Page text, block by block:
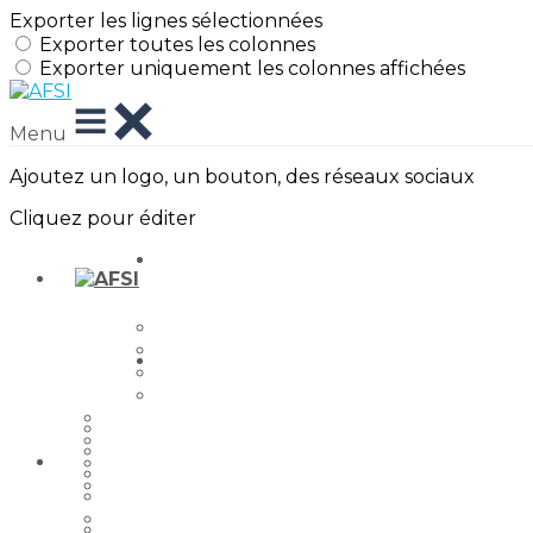
Exporter les lignes sélectionnées
Exporter toutes les colonnes
Exporter uniquement les colonnes affichées
Menu
Ajoutez un logo, un bouton, des réseaux sociaux
Cliquez pour éditer